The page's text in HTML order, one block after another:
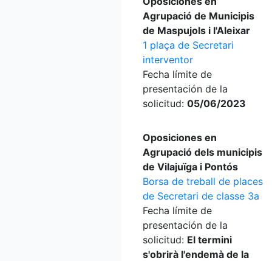
Agrupació de Municipis
de Maspujols i l'Aleixar
1 plaça de Secretari
interventor
Fecha límite de
presentación de la
solicitud: 05/06/2023
Oposiciones en
Agrupació dels municipis
de Vilajuïga i Pontós
Borsa de treball de places
de Secretari de classe 3a
Fecha límite de
presentación de la
solicitud: El termini
s'obrirà l'endemà de la